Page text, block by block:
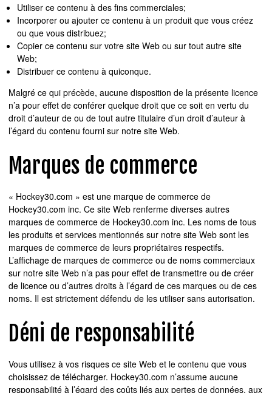
Utiliser ce contenu à des fins commerciales;
Incorporer ou ajouter ce contenu à un produit que vous créez
ou que vous distribuez;
Copier ce contenu sur votre site Web ou sur tout autre site
Web;
Distribuer ce contenu à quiconque.
Malgré ce qui précède, aucune disposition de la présente licence
n’a pour effet de conférer quelque droit que ce soit en vertu du
droit d’auteur de ou de tout autre titulaire d’un droit d’auteur à
l’égard du contenu fourni sur notre site Web.
Marques de commerce
« Hockey30.com » est une marque de commerce de
Hockey30.com inc. Ce site Web renferme diverses autres
marques de commerce de Hockey30.com inc. Les noms de tous
les produits et services mentionnés sur notre site Web sont les
marques de commerce de leurs propriétaires respectifs.
L’affichage de marques de commerce ou de noms commerciaux
sur notre site Web n’a pas pour effet de transmettre ou de créer
de licence ou d’autres droits à l’égard de ces marques ou de ces
noms. Il est strictement défendu de les utiliser sans autorisation.
Déni de responsabilité
Vous utilisez à vos risques ce site Web et le contenu que vous
choisissez de télécharger. Hockey30.com n’assume aucune
responsabilité à l’égard des coûts liés aux pertes de données, aux